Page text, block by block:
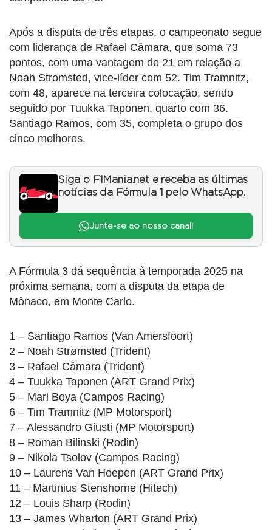
Após a disputa de três etapas, o campeonato segue
com liderança de Rafael Câmara, que soma 73
pontos, com uma vantagem de 21 em relação a
Noah Stromsted, vice-líder com 52. Tim Tramnitz,
com 48, aparece na terceira colocação, sendo
seguido por Tuukka Taponen, quarto com 36.
Santiago Ramos, com 35, completa o grupo dos
cinco melhores.
Siga o F1Mania.net e receba as últimas
notícias da Fórmula 1 pelo WhatsApp.
Junte-se ao nosso canal!
A Fórmula 3 dá sequência à temporada 2025 na
próxima semana, com a disputa da etapa de
Mônaco, em Monte Carlo.
1 – Santiago Ramos (Van Amersfoort)
2 – Noah Strømsted (Trident)
3 – Rafael Câmara (Trident)
4 – Tuukka Taponen (ART Grand Prix)
5 – Mari Boya (Campos Racing)
6 – Tim Tramnitz (MP Motorsport)
7 – Alessandro Giusti (MP Motorsport)
8 – Roman Bilinski (Rodin)
9 – Nikola Tsolov (Campos Racing)
10 – Laurens Van Hoepen (ART Grand Prix)
11 – Martinius Stenshorne (Hitech)
12 – Louis Sharp (Rodin)
13 – James Wharton (ART Grand Prix)